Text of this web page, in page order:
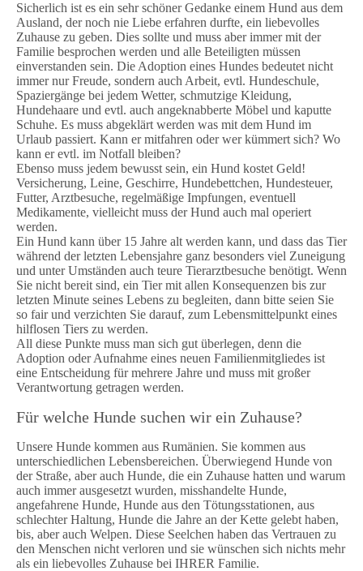
Sicherlich ist es ein sehr schöner Gedanke einem Hund aus dem
Ausland, der noch nie Liebe erfahren durfte, ein liebevolles
Zuhause zu geben. Dies sollte und muss aber immer mit der
Familie besprochen werden und alle Beteiligten müssen
einverstanden sein. Die Adoption eines Hundes bedeutet nicht
immer nur Freude, sondern auch Arbeit, evtl. Hundeschule,
Spaziergänge bei jedem Wetter, schmutzige Kleidung,
Hundehaare und evtl. auch angeknabberte Möbel und kaputte
Schuhe. Es muss abgeklärt werden was mit dem Hund im
Urlaub passiert. Kann er mitfahren oder wer kümmert sich? Wo
kann er evtl. im Notfall bleiben?
Ebenso muss jedem bewusst sein, ein Hund kostet Geld!
Versicherung, Leine, Geschirre, Hundebettchen, Hundesteuer,
Futter, Arztbesuche, regelmäßige Impfungen, eventuell
Medikamente, vielleicht muss der Hund auch mal operiert
werden.
Ein Hund kann über 15 Jahre alt werden kann, und dass das Tier
während der letzten Lebensjahre ganz besonders viel Zuneigung
und unter Umständen auch teure Tierarztbesuche benötigt. Wenn
Sie nicht bereit sind, ein Tier mit allen Konsequenzen bis zur
letzten Minute seines Lebens zu begleiten, dann bitte seien Sie
so fair und verzichten Sie darauf, zum Lebensmittelpunkt eines
hilflosen Tiers zu werden.
All diese Punkte muss man sich gut überlegen, denn die
Adoption oder Aufnahme eines neuen Familienmitgliedes ist
eine Entscheidung für mehrere Jahre und muss mit großer
Verantwortung getragen werden.
Für welche Hunde suchen wir ein Zuhause?
Unsere Hunde kommen aus Rumänien. Sie kommen aus
unterschiedlichen Lebensbereichen. Überwiegend Hunde von
der Straße, aber auch Hunde, die ein Zuhause hatten und warum
auch immer ausgesetzt wurden, misshandelte Hunde,
angefahrene Hunde, Hunde aus den Tötungsstationen, aus
schlechter Haltung, Hunde die Jahre an der Kette gelebt haben,
bis, aber auch Welpen. Diese Seelchen haben das Vertrauen zu
den Menschen nicht verloren und sie wünschen sich nichts mehr
als ein liebevolles Zuhause bei IHRER Familie.